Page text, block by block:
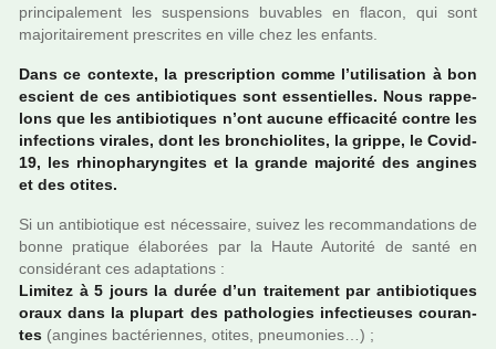
prin­ci­pa­le­ment les sus­pen­sions buva­bles en flacon, qui sont
majo­ri­tai­re­ment pres­cri­tes en ville chez les enfants.
Dans ce contexte, la pres­crip­tion comme l’uti­li­sa­tion à bon
escient de ces anti­bio­ti­ques sont essen­tiel­les. Nous rap­pe­
lons que les anti­bio­ti­ques n’ont aucune effi­ca­cité contre les
infec­tions vira­les, dont les bron­chio­li­tes, la grippe, le Covid-
19, les rhi­no­pha­ryn­gi­tes et la grande majo­rité des angi­nes
et des otites.
Si un anti­bio­ti­que est néces­saire, suivez les recom­man­da­tions de
bonne pra­ti­que élaborées par la Haute Autorité de santé en
consi­dé­rant ces adap­ta­tions :
Limitez à 5 jours la durée d’un trai­te­ment par anti­bio­ti­ques
oraux dans la plu­part des patho­lo­gies infec­tieu­ses cou­ran­
tes (angi­nes bac­té­rien­nes, otites, pneu­mo­nies…) ;